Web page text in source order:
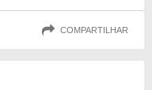
COMPARTILHAR